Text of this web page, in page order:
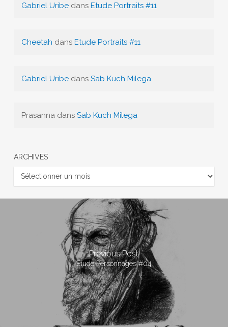
Gabriel Uribedans Etude Portraits #11
Cheetah dans Etude Portraits #11
Gabriel Uribedans Sab Kuch Milega
Prasanna dans Sab Kuch Milega
ARCHIVES
Previous Post
Etude Personnages #04